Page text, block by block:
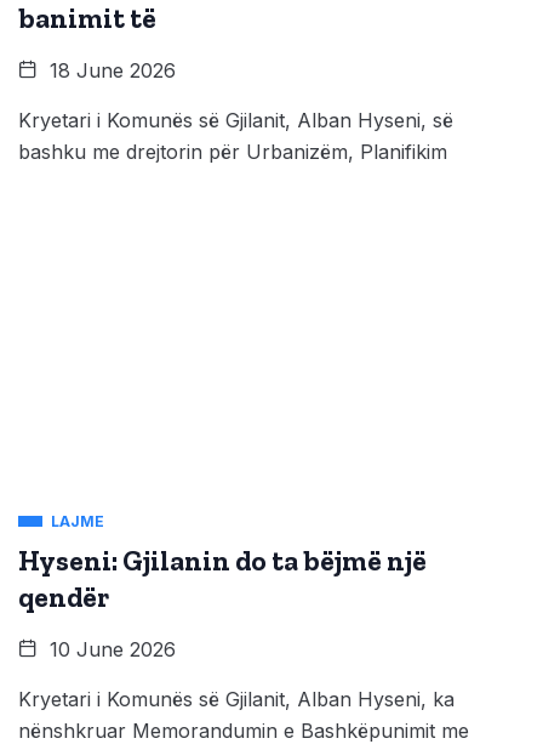
banimit të
18 June 2026
Kryetari i Komunës së Gjilanit, Alban Hyseni, së
bashku me drejtorin për Urbanizëm, Planifikim
LAJME
Hyseni: Gjilanin do ta bëjmë një
qendër
10 June 2026
Kryetari i Komunës së Gjilanit, Alban Hyseni, ka
nënshkruar Memorandumin e Bashkëpunimit me